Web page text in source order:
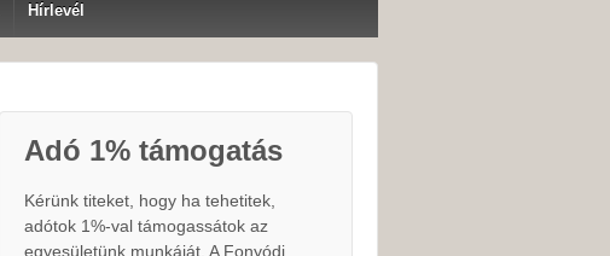
Hírlevél
Adó 1% támogatás
Kérünk titeket, hogy ha tehetitek,
adótok 1%-val támogassátok az
egyesületünk munkáját. A Fonyódi